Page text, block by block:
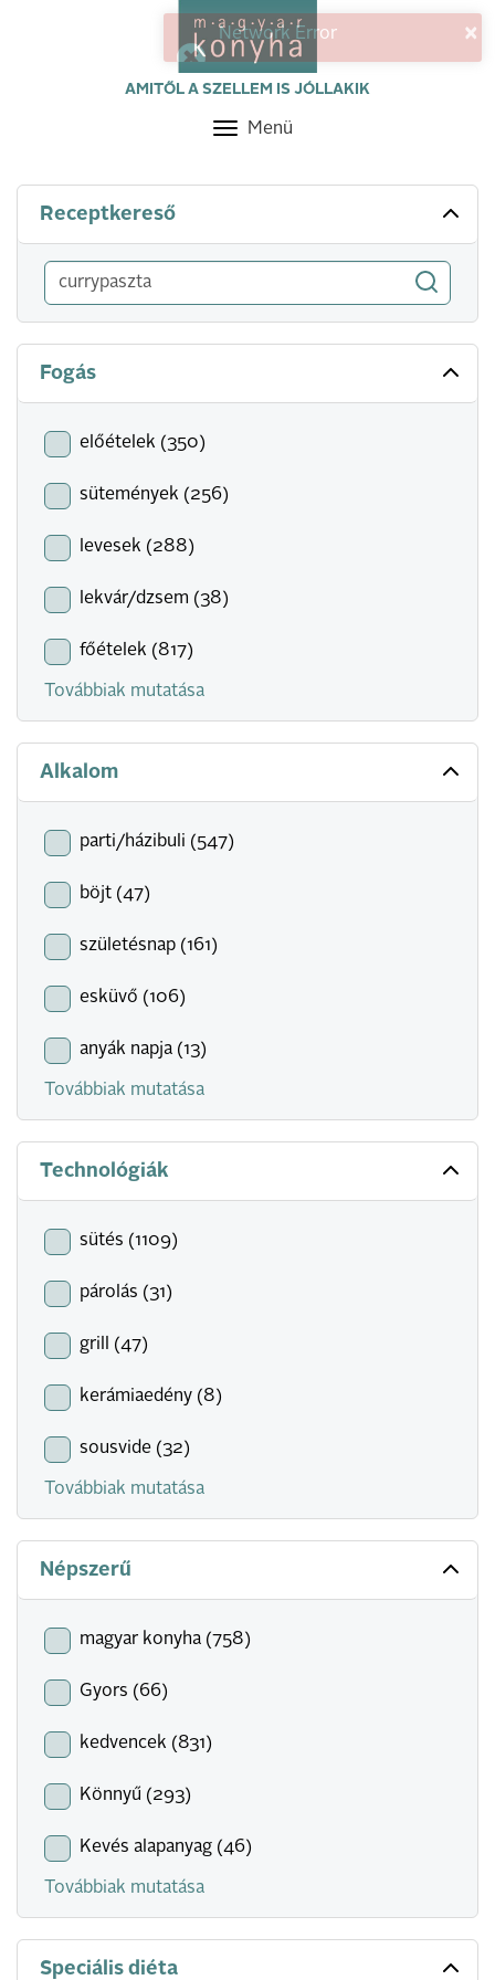
AMITŐL A SZELLEM IS JÓLLAKIK
Toggle
Menü
Receptkereső
Fogás
előételek (350)
sütemények (256)
levesek (288)
lekvár/dzsem (38)
főételek (817)
Továbbiak mutatása
Alkalom
parti/házibuli (547)
böjt (47)
születésnap (161)
esküvő (106)
anyák napja (13)
Továbbiak mutatása
Technológiák
sütés (1109)
párolás (31)
grill (47)
kerámiaedény (8)
sousvide (32)
Továbbiak mutatása
Népszerű
magyar konyha (758)
Gyors (66)
kedvencek (831)
Könnyű (293)
Kevés alapanyag (46)
Továbbiak mutatása
Speciális diéta
×
Network Error